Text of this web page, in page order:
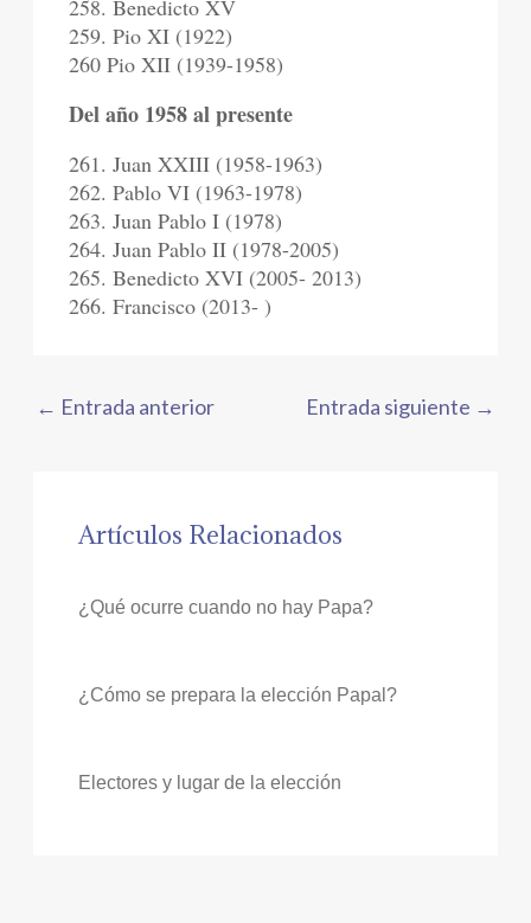
258. Benedicto XV
259. Pio XI (1922)
260 Pio XII (1939-1958)
Del año 1958 al presente
261. Juan XXIII (1958-1963)
262. Pablo VI (1963-1978)
263. Juan Pablo I (1978)
264. Juan Pablo II (1978-2005)
265. Benedicto XVI (2005- 2013)
266. Francisco (2013- )
← Entrada anterior Entrada siguiente →
Artículos Relacionados
¿Qué ocurre cuando no hay Papa?
¿Cómo se prepara la elección Papal?
Electores y lugar de la elección